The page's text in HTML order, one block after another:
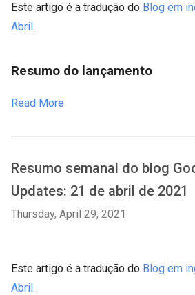
Este artigo é a tradução do Blog em
Abril.
Resumo do lançamento
Read More
Resumo semanal do blog
Updates: 21 de abril de 2021
Thursday, April 29, 2021
Este artigo é a tradução do Blog em
Abril.